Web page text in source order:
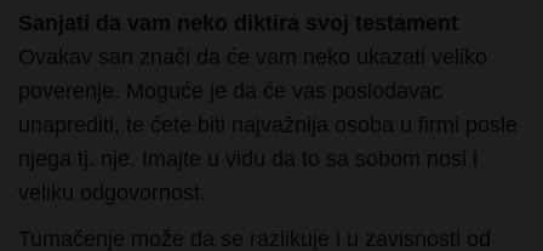
poverenje. Moguće je da će vas poslodavac
unaprediti, te ćete biti najvažnija osoba u firmi posle
njega tj. nje. Imajte u vidu da to sa sobom nosi i
veliku odgovornost.
Tumačenje može da se razlikuje i u zavisnosti od